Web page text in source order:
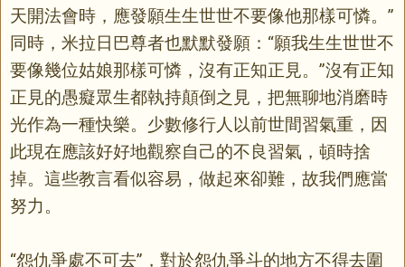
天開法會時，應發願生生世世不要像他那樣可憐。”
同時，米拉日巴尊者也默默發願：“願我生生世世不
要像幾位姑娘那樣可憐，沒有正知正見。”沒有正知
正見的愚癡眾生都執持顛倒之見，把無聊地消磨時
光作為一種快樂。少數修行人以前世間習氣重，因
此現在應該好好地觀察自己的不良習氣，頓時捨
掉。這些教言看似容易，做起來卻難，故我們應當
努力。
“怨仇爭處不可去”，對於怨仇爭斗的地方不得去圍